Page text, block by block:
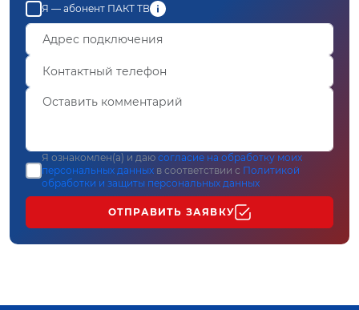
Я — абонент ПАКТ ТВ
Я ознакомлен(а) и даю согласие на обработку моих
персональных данных в соответствии с Политикой
обработки и защиты персональных данных
ОТПРАВИТЬ ЗАЯВКУ